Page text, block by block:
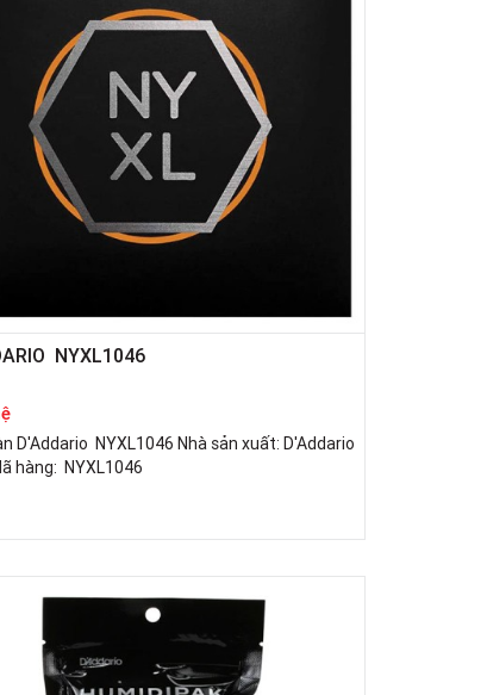
NYXL1046
D'Addario NYXL1046 Nhà sản xuất: D'Addario
hàng: NYXL1046